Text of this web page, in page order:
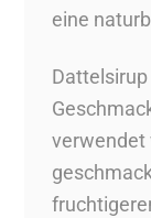
eine
verwendet